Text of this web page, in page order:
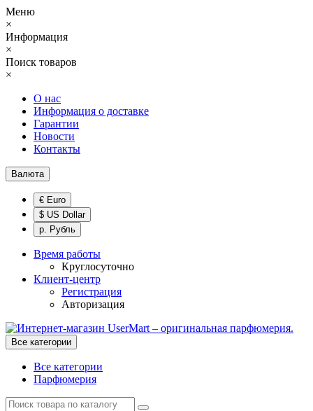
Меню
×
Информация
×
Поиск товаров
×
О нас
Информация о доставке
Гарантии
Новости
Контакты
Валюта
€ Euro
$ US Dollar
р. Рубль
Время работы
Круглосуточно
Клиент-центр
Регистрация
Авторизация
Все категории
Все категории
Парфюмерия